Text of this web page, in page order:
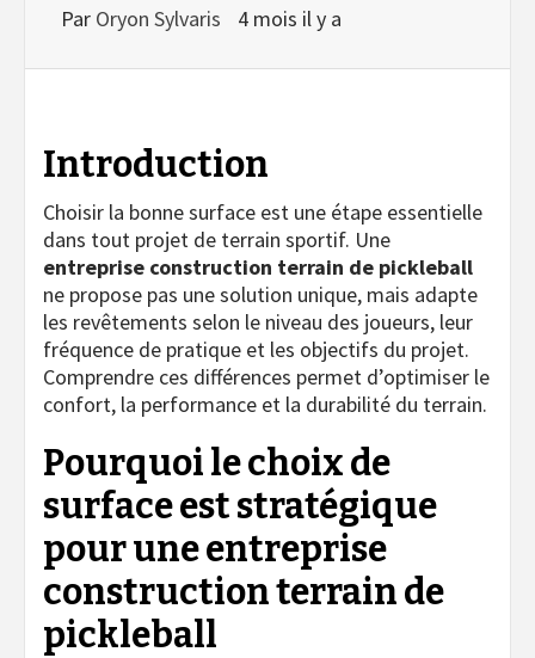
Par Oryon Sylvaris 4 mois il y a
Introduction
Choisir la bonne surface est une étape essentielle
dans tout projet de terrain sportif. Une
entreprise construction terrain de pickleball
ne propose pas une solution unique, mais adapte
les revêtements selon le niveau des joueurs, leur
fréquence de pratique et les objectifs du projet.
Comprendre ces différences permet d’optimiser le
confort, la performance et la durabilité du terrain.
Pourquoi le choix de
surface est stratégique
pour uneentreprise
construction terrain de
pickleball